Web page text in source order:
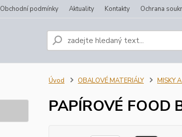
Obchodní podmínky Aktuality Kontakty Ochrana
Úvod OBALOVÉ MATERIÁLY MISKY
PAPÍROVÉ FOOD